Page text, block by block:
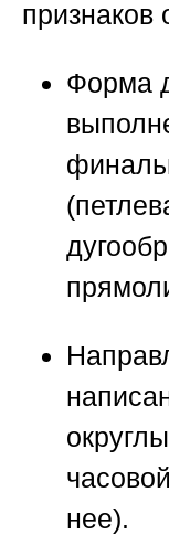
признаков
Форма
нее).